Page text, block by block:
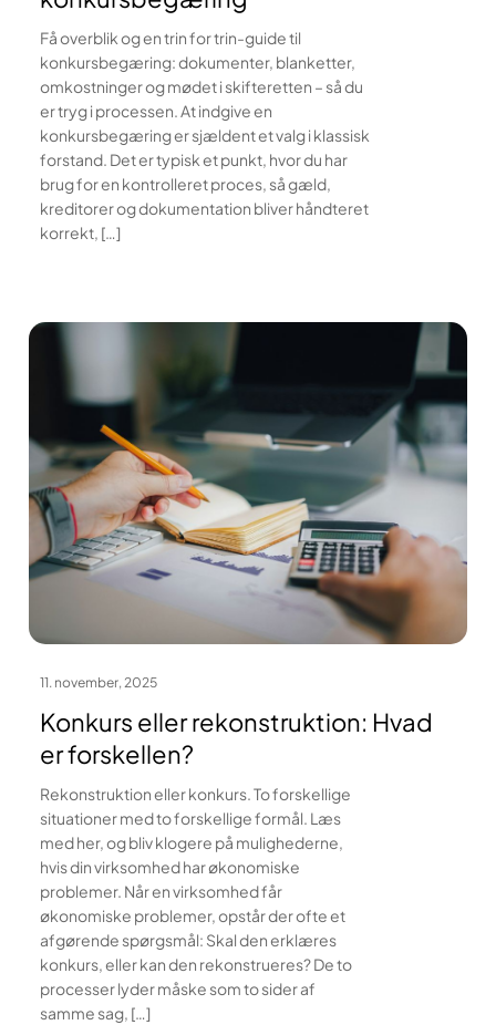
Få overblik og en trin for trin-guide til
konkursbegæring: dokumenter, blanketter,
omkostninger og mødet i skifteretten – så du
er tryg i processen. At indgive en
konkursbegæring er sjældent et valg i klassisk
forstand. Det er typisk et punkt, hvor du har
brug for en kontrolleret proces, så gæld,
kreditorer og dokumentation bliver håndteret
korrekt, […]
11. november, 2025
Konkurs eller rekonstruktion: Hvad
er forskellen?
Rekonstruktion eller konkurs. To forskellige
situationer med to forskellige formål. Læs
med her, og bliv klogere på mulighederne,
hvis din virksomhed har økonomiske
problemer. Når en virksomhed får
økonomiske problemer, opstår der ofte et
afgørende spørgsmål: Skal den erklæres
konkurs, eller kan den rekonstrueres? De to
processer lyder måske som to sider af
samme sag, […]